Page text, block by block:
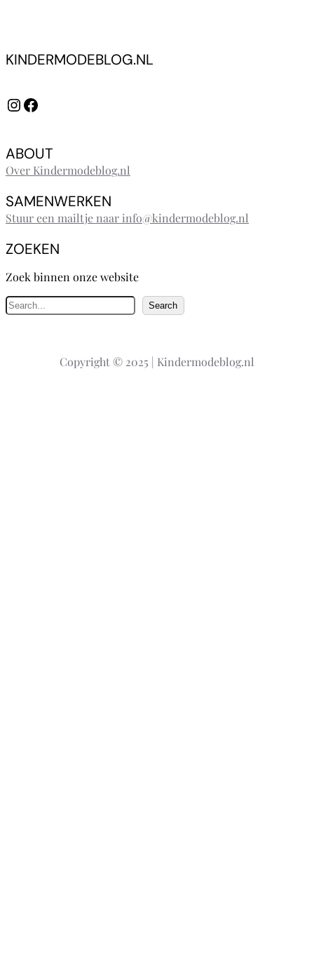
KINDERMODEBLOG.NL
InstagramFacebook
ABOUT
Over Kindermodeblog.nl
SAMENWERKEN
Stuur een mailtje naar info@kindermodeblog.nl
ZOEKEN
Zoek binnen onze website
Z
o
e
Search
Copyright © 2025 | Kindermodeblog.nl